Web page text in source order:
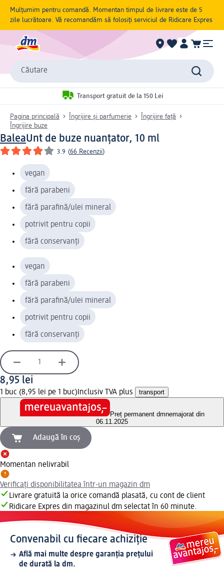
Mulțumim pentru comandă. Momentan timpul de livrare este de 5
zile lucrătoare. Vă recomandăm să folosiți serviciul de Ridicare Expres
Căutare
Transport gratuit de la 150 Lei
Pagina principală Îngrijire și parfumerie
Îngrijire față
Îngrijire buze
BaleaUnt de buze nuanțator, 10 ml
3.9 (66 Recenzii)
vegan
fără parabeni
fără parafină/ulei mineral
potrivit pentru copii
fără conservanți
vegan
fără parabeni
fără parafină/ulei mineral
potrivit pentru copii
fără conservanți
8,95 lei
1 buc (8,95 lei pe 1 buc) Inclusiv TVA plus transport
Preț permanent dmnemajorat din
06.11.2025
Adaugă în coș
Momentan nelivrabil
Verificați disponibilitatea într-un magazin dm
Livrare gratuită la orice comandă plasată, cu cont de client
Ridicare Expres din magazinul dm selectat în 60 minute.
Convenabil cu fiecare achiziție
Află mai multe despre garanția prețului
de durată la dm.